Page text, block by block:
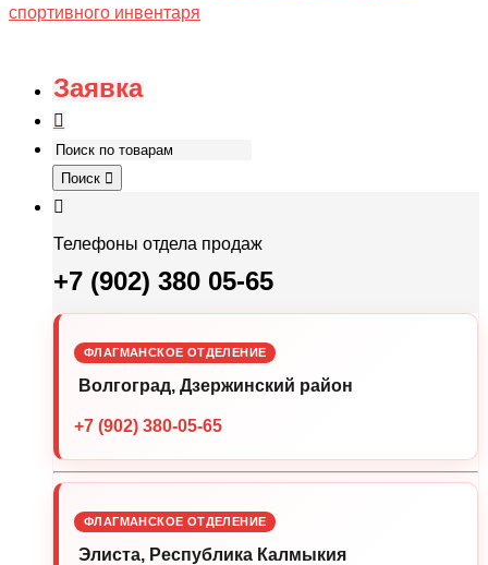
Заявка
Поиск
Телефоны отдела продаж
+7 (902) 380 05-65
ФЛАГМАНСКОЕ ОТДЕЛЕНИЕ
Волгоград, Дзержинский район
+7 (902) 380-05-65
ФЛАГМАНСКОЕ ОТДЕЛЕНИЕ
Элиста, Республика Калмыкия